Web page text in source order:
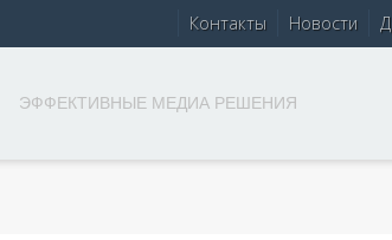
Контакты Новости
ЭФФЕКТИВНЫЕ МЕДИА РЕШЕНИЯ